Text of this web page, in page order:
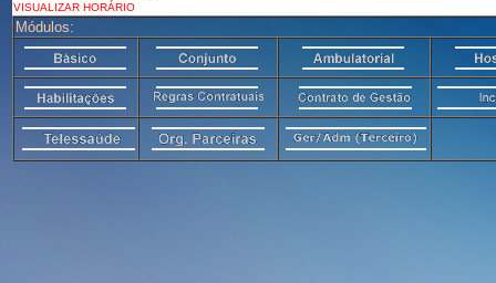
VISUALIZAR HORÁRIO
Módulos: